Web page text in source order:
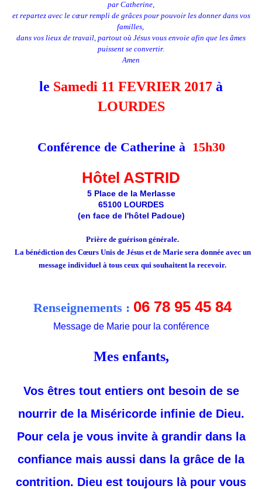
par Catherine,
et repartez avec le cœur rempli de grâces pour pouvoir les donner dans vos
familles,
dans vos lieux de travail, partout où Jésus vous envoie afin que les âmes
puissent se convertir.
Amen
le Samedi 11 FEVRIER 2017 à
LOURDES
Conférence de Catherine à 15h30
Hôtel ASTRID
5 Place de la Merlasse
65100 LOURDES
(en face de l'hôtel Padoue)
Prière de guérison générale.
La bénédiction des Cœurs Unis de Jésus et de Marie sera donnée avec un
message individuel à tous ceux qui souhaitent la recevoir.
Renseignements : 06 78 95 45 84
Message de Marie pour la conférence
Mes enfants,
Vos êtres tout entiers ont besoin de se
nourrir de la Miséricorde infinie de Dieu.
Pour cela je vous invite à grandir dans la
confiance mais aussi dans la grâce de la
contrition. Dieu est toujours là pour vous